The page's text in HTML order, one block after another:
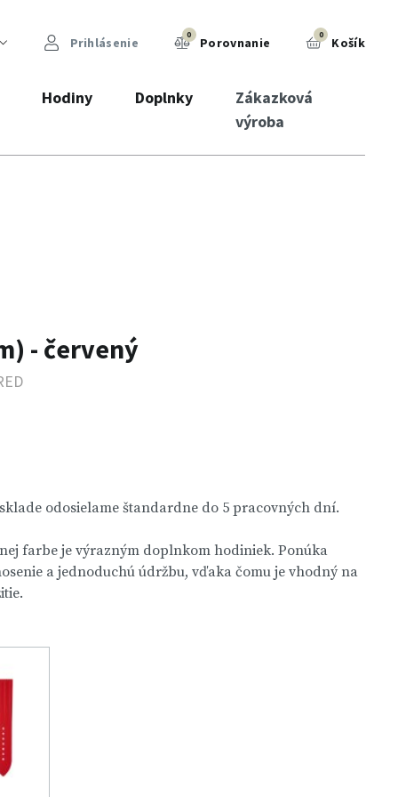
Prihlásenie 0 Porovnanie 0 Košík
Hodiny Doplnky
Zákazková
výroba
- červený
odosielame štandardne do 5 pracovných dní.
farbe je výrazným doplnkom hodiniek. Ponúka
a jednoduchú údržbu, vďaka čomu je vhodný na